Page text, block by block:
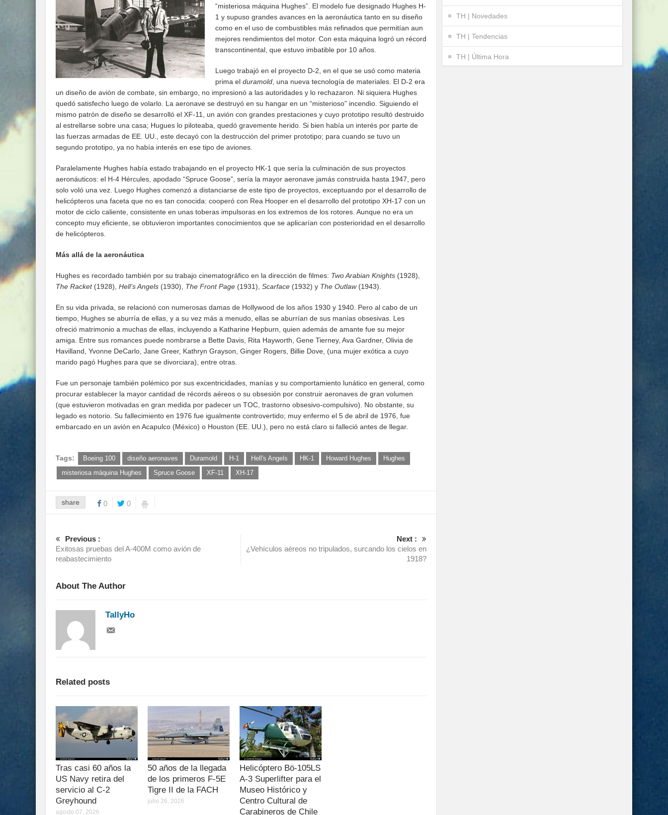
“misteriosa máquina Hughes”. El modelo fue designado Hughes H-
1 y supuso grandes avances en la aeronáutica tanto en su diseño
como en el uso de combustibles más refinados que permitían aun
mejores rendimientos del motor. Con esta máquina logró un récord
transcontinental, que estuvo imbatible por 10 años.
Luego trabajó en el proyecto D-2, en el que se usó como materia
prima el duramold, una nueva tecnología de materiales. El D-2 era
un diseño de avión de combate, sin embargo, no impresionó a las autoridades y lo rechazaron. Ni siquiera Hughes
quedó satisfecho luego de volarlo. La aeronave se destruyó en su hangar en un “misterioso” incendio. Siguiendo el
mismo patrón de diseño se desarrolló el XF-11, un avión con grandes prestaciones y cuyo prototipo resultó destruido
al estrellarse sobre una casa; Hugues lo piloteaba, quedó gravemente herido. Si bien había un interés por parte de
las fuerzas armadas de EE. UU., este decayó con la destrucción del primer prototipo; para cuando se tuvo un
segundo prototipo, ya no había interés en ese tipo de aviones.
Paralelamente Hughes había estado trabajando en el proyecto HK-1 que sería la culminación de sus proyectos
aeronáuticos: el H-4 Hércules, apodado “Spruce Goose”, sería la mayor aeronave jamás construida hasta 1947, pero
solo voló una vez. Luego Hughes comenzó a distanciarse de este tipo de proyectos, exceptuando por el desarrollo de
helicópteros una faceta que no es tan conocida: cooperó con Rea Hooper en el desarrollo del prototipo XH-17 con un
motor de ciclo caliente, consistente en unas toberas impulsoras en los extremos de los rotores. Aunque no era un
concepto muy eficiente, se obtuvieron importantes conocimientos que se aplicarían con posterioridad en el desarrollo
de helicópteros.
Más allá de la aeronáutica
Hughes es recordado también por su trabajo cinematográfico en la dirección de filmes: Two Arabian Knights (1928),
The Racket(1928), Hell’s Angels (1930), The Front Page (1931), Scarface (1932) y The Outlaw(1943).
En su vida privada, se relacionó con numerosas damas de Hollywood de los años 1930 y 1940. Pero al cabo de un
tiempo, Hughes se aburría de ellas, y a su vez más a menudo, ellas se aburrían de sus manías obsesivas. Les
ofreció matrimonio a muchas de ellas, incluyendo a Katharine Hepburn, quien además de amante fue su mejor
amiga. Entre sus romances puede nombrarse a Bette Davis, Rita Hayworth, Gene Tierney, Ava Gardner, Olivia de
Havilland, Yvonne DeCarlo, Jane Greer, Kathryn Grayson, Ginger Rogers, Billie Dove, (una mujer exótica a cuyo
marido pagó Hughes para que se divorciara), entre otras.
Fue un personaje también polémico por sus excentricidades, manías y su comportamiento lunático en general, como
procurar establecer la mayor cantidad de récords aéreos o su obsesión por construir aeronaves de gran volumen
(que estuvieron motivadas en gran medida por padecer un TOC, trastorno obsesivo-compulsivo). No obstante, su
legado es notorio. Su fallecimiento en 1976 fue igualmente controvertido; muy enfermo el 5 de abril de 1976, fue
embarcado en un avión en Acapulco (México) o Houston (EE. UU.), pero no está claro si falleció antes de llegar.
Tags: Boeing 100 diseño aeronaves Duramold H-1 Hell's Angels HK-1 Howard Hughes
Hughes
misteriosa máquina Hughes
Spruce Goose XF-11 XH-17
share 0 0
Previous :
Exitosas pruebas del A-400M como avión de
reabastecimiento
Next :
¿Vehículos aéreos no tripulados, surcando los cielos en
1918?
About The Author
TallyHo
Related posts
Tras casi 60 años la
US Navy retira del
servicio al C-2
Greyhound
agosto 07, 2026
50 años de la llegada
de los primeros F-5E
Tigre II de la FACH
julio 26, 2026
Helicóptero Bö-105LS
A-3 Superlifter para el
Museo Histórico y
Centro Cultural de
Carabineros de Chile
TH | Novedades
TH | Tendencias
TH | Última Hora